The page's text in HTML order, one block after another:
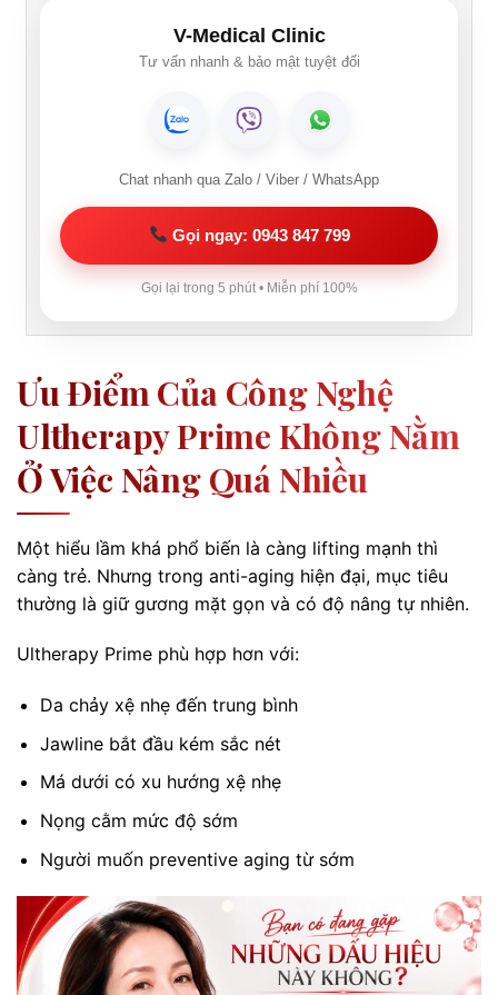
V-Medical Clinic
Tư vấn nhanh & bảo mật tuyệt đối
Chat nhanh qua Zalo / Viber / WhatsApp
Gọi ngay: 0943 847 799
Gọi lại trong 5 phút • Miễn phí 100%
Ưu Điểm Của Công Nghệ
Ultherapy Prime Không Nằm
Ở Việc Nâng Quá Nhiều
Một hiểu lầm khá phổ biến là càng lifting mạnh thì
càng trẻ. Nhưng trong anti-aging hiện đại, mục tiêu
thường là giữ gương mặt gọn và có độ nâng tự nhiên.
Ultherapy Prime phù hợp hơn với:
Da chảy xệ nhẹ đến trung bình
Jawline bắt đầu kém sắc nét
Má dưới có xu hướng xệ nhẹ
Nọng cằm mức độ sớm
Người muốn preventive aging từ sớm